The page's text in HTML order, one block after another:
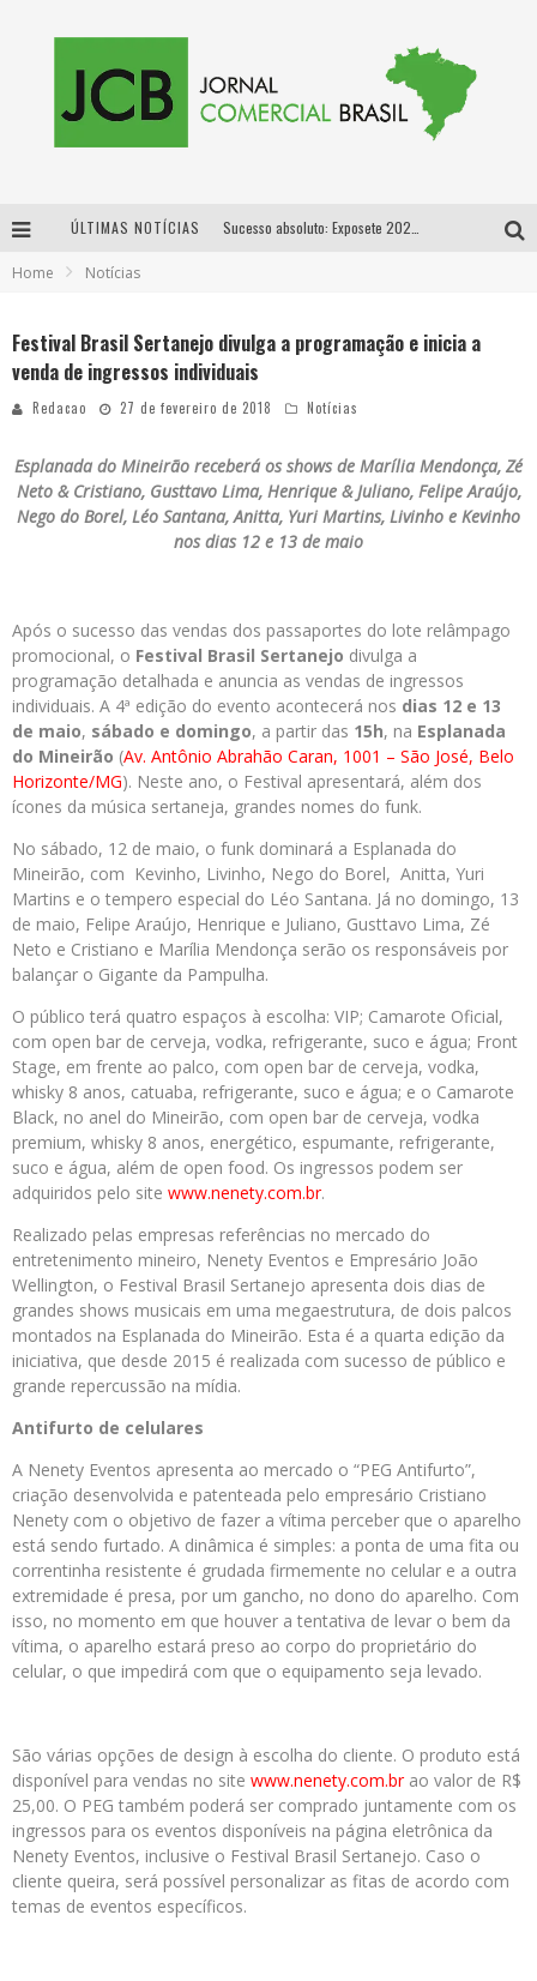
ÚLTIMAS NOTÍCIAS
Home Notícias
Festival Brasil Sertanejo divulga a programação e inicia a
venda de ingressos individuais
Redacao 27 de fevereiro de 2018 Notícias
Esplanada do Mineirão receberá os shows de Marília Mendonça, Zé
Neto & Cristiano, Gusttavo Lima, Henrique & Juliano, Felipe Araújo,
Nego do Borel, Léo Santana, Anitta, Yuri Martins, Livinho e Kevinho
nos dias 12 e 13 de maio
Após o sucesso das vendas dos passaportes do lote relâmpago
promocional, o Festival Brasil Sertanejo divulga a
programação detalhada e anuncia as vendas de ingressos
individuais. A 4ª edição do evento acontecerá nos dias 12 e 13
de maio, sábado e domingo, a partir das 15h, na Esplanada
do Mineirão (Av. Antônio Abrahão Caran, 1001 – São José, Belo
Horizonte/MG). Neste ano, o Festival apresentará, além dos
ícones da música sertaneja, grandes nomes do funk.
No sábado, 12 de maio, o funk dominará a Esplanada do
Mineirão, com Kevinho, Livinho, Nego do Borel, Anitta, Yuri
Martins e o tempero especial do Léo Santana. Já no domingo, 13
de maio, Felipe Araújo, Henrique e Juliano, Gusttavo Lima, Zé
Neto e Cristiano e Marília Mendonça serão os responsáveis por
balançar o Gigante da Pampulha.
O público terá quatro espaços à escolha: VIP; Camarote Oficial,
com open bar de cerveja, vodka, refrigerante, suco e água; Front
Stage, em frente ao palco, com open bar de cerveja, vodka,
whisky 8 anos, catuaba, refrigerante, suco e água; e o Camarote
Black, no anel do Mineirão, com open bar de cerveja, vodka
premium, whisky 8 anos, energético, espumante, refrigerante,
suco e água, além de open food. Os ingressos podem ser
adquiridos pelo site www.nenety.com.br.
Realizado pelas empresas referências no mercado do
entretenimento mineiro, Nenety Eventos e Empresário João
Wellington, o Festival Brasil Sertanejo apresenta dois dias de
grandes shows musicais em uma megaestrutura, de dois palcos
montados na Esplanada do Mineirão. Esta é a quarta edição da
iniciativa, que desde 2015 é realizada com sucesso de público e
grande repercussão na mídia.
Antifurto de celulares
A Nenety Eventos apresenta ao mercado o “PEG Antifurto”,
criação desenvolvida e patenteada pelo empresário Cristiano
Nenety com o objetivo de fazer a vítima perceber que o aparelho
está sendo furtado. A dinâmica é simples: a ponta de uma fita ou
correntinha resistente é grudada firmemente no celular e a outra
extremidade é presa, por um gancho, no dono do aparelho. Com
isso, no momento em que houver a tentativa de levar o bem da
vítima, o aparelho estará preso ao corpo do proprietário do
celular, o que impedirá com que o equipamento seja levado.
São várias opções de design à escolha do cliente. O produto está
disponível para vendas no site www.nenety.com.brao valor de R$
25,00. O PEG também poderá ser comprado juntamente com os
ingressos para os eventos disponíveis na página eletrônica da
Nenety Eventos, inclusive o Festival Brasil Sertanejo. Caso o
cliente queira, será possível personalizar as fitas de acordo com
temas de eventos específicos.